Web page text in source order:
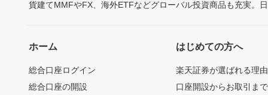
貨建てMMFやFX、海外ETFなどグローバル投資商品も充実。
ホーム
総合口座ログイン
総合口座の開設
はじめての方へ
楽天証券が選ばれる理由
口座開設からお取引ま